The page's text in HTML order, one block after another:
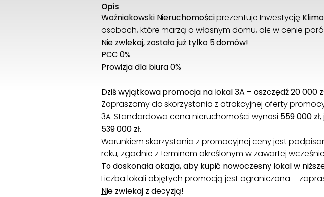
Opis
Woźniakowski Nieruchomościprezentuje Inwestycję
osobach, które marzą o własnym domu, ale w cenie
Nie zwlekaj, zostało już tylko 5 domów!
PCC 0%
Prowizja dla biura 0%
Dziś wyjątkowa promocja na lokal 3A – oszczędź 20 000
Zapraszamy do skorzystania z atrakcyjnej oferty
3A. Standardowa cena nieruchomości wynosi 559 000 zł,
539 000 zł.
Warunkiem skorzystania z promocyjnej ceny jest
roku, zgodnie z terminem określonym w zawartej
To doskonała okazja, aby kupić nowoczesny lokal w
Liczba lokali objętych promocją jest ograniczona –
Nie zwlekaj z decyzją!